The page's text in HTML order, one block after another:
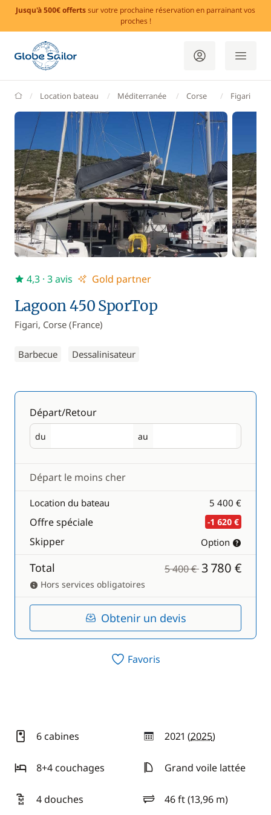
Jusqu'à 500€ offertssur votre prochaine réservation en parrainant vos
proches !
GlobeSailor
Location bateau Méditerranée Corse Figari
Lagoon 450 SporTop
Figari, Corse (France)
Barbecue Dessalinisateur
4,3 · 3 avis Gold partner
Départ/Retour
du
Départ au
Retour
Départ le moins cher
Location du bateau 5 400 €
Offre spéciale -1 620 €
Skipper Option
Total 5 400 € 3 780 €
Hors services obligatoires
Obtenir un devis
Favoris
6 cabines 2021 (2025)
année
8+4 couchages
Grand voile lattée
4 douches 46 ft (13,96 m)
longueur